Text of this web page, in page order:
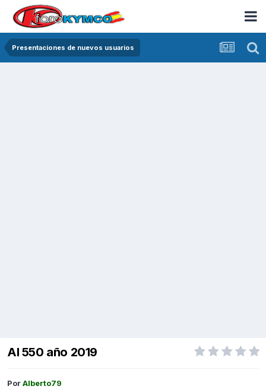
Presentaciones de nuevos usuarios
Al 550 año 2019
PorAlberto79